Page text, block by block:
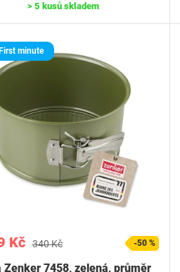
> 5 kusů skladem
First minute
Kč 340 Kč -50 %
Zenker 7458, zelená, průměr